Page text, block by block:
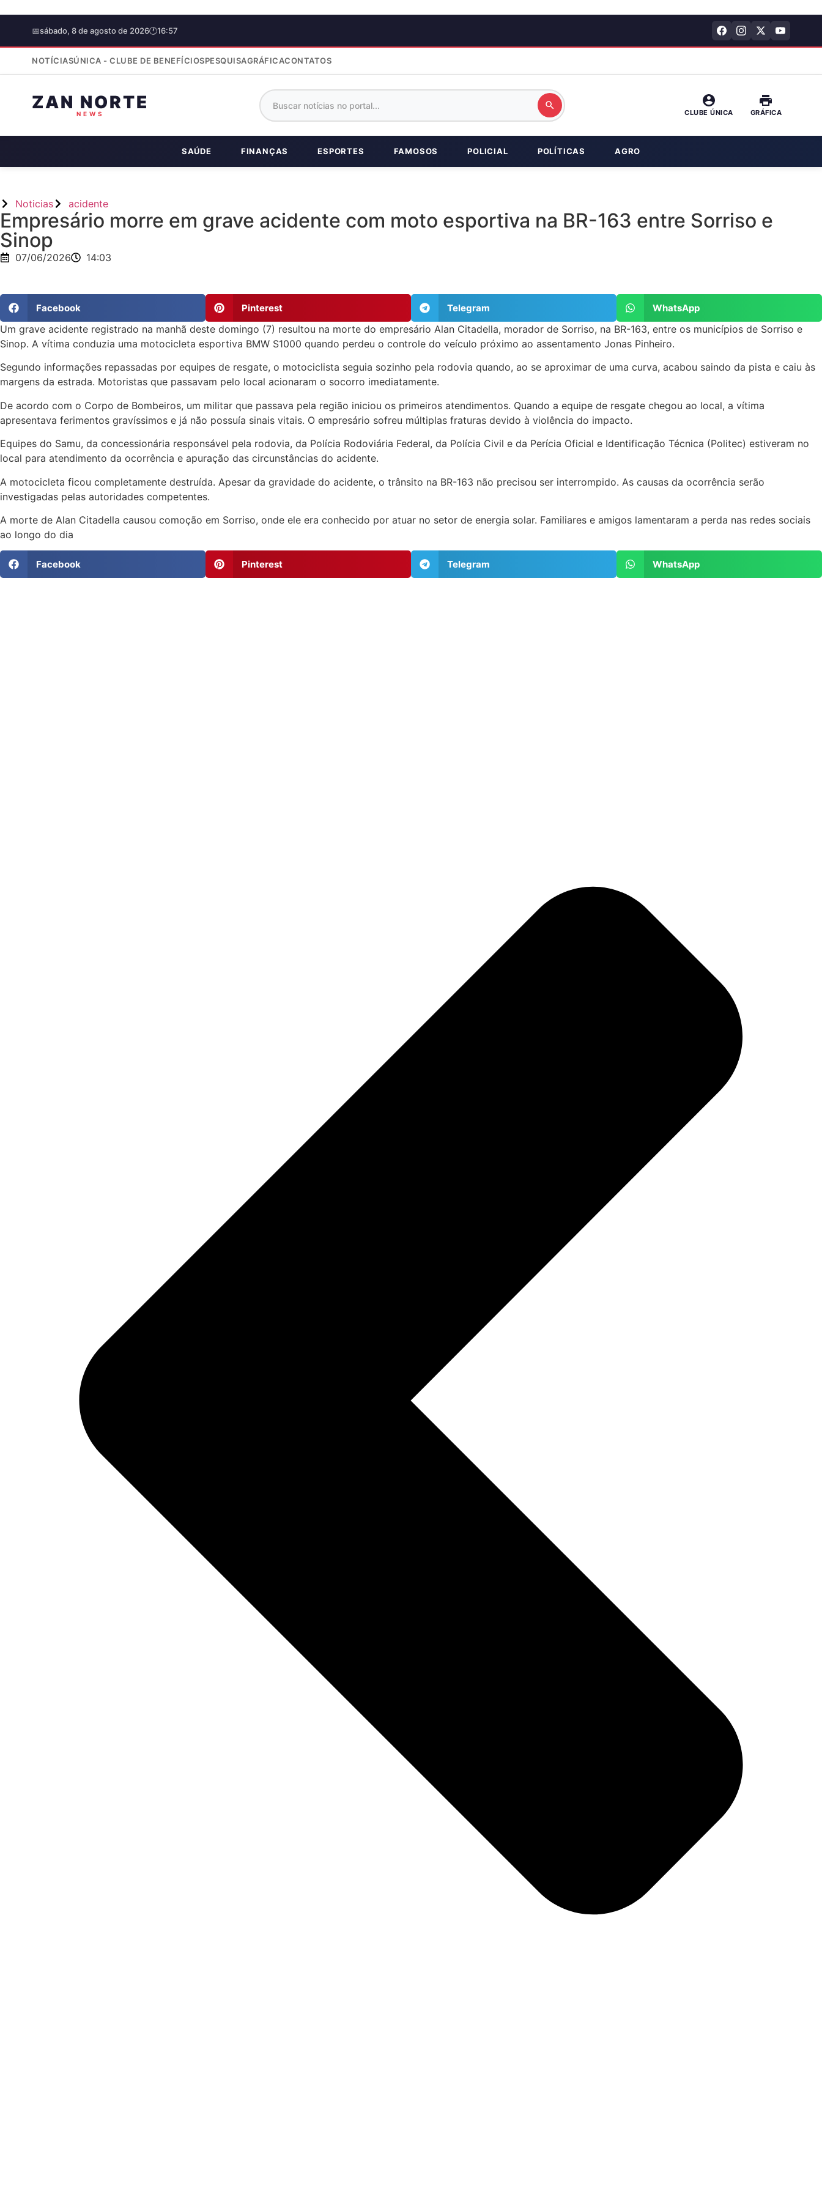
📅sábado, 8 de agosto de 2026🕐16:57
NOTÍCIASÚNICA - CLUBE DE BENEFÍCIOSPESQUISAGRÁFICACONTATOS
ZAN NORTE
NEWS CLUBE ÚNICA GRÁFICA
SAÚDE FINANÇAS ESPORTES FAMOSOS POLICIAL POLÍTICAS AGRO
Noticias acidente
Empresário morre em grave acidente com moto esportiva na BR-163 entre Sorriso e
Sinop
07/06/2026 14:03
Facebook Pinterest Telegram WhatsApp
Um grave acidente registrado na manhã deste domingo (7) resultou na morte do empresário Alan Citadella, morador de Sorriso, na BR-163, entre os municípios de Sorriso e
Sinop. A vítima conduzia uma motocicleta esportiva BMW S1000 quando perdeu o controle do veículo próximo ao assentamento Jonas Pinheiro.
Segundo informações repassadas por equipes de resgate, o motociclista seguia sozinho pela rodovia quando, ao se aproximar de uma curva, acabou saindo da pista e caiu às
margens da estrada. Motoristas que passavam pelo local acionaram o socorro imediatamente.
De acordo com o Corpo de Bombeiros, um militar que passava pela região iniciou os primeiros atendimentos. Quando a equipe de resgate chegou ao local, a vítima
apresentava ferimentos gravíssimos e já não possuía sinais vitais. O empresário sofreu múltiplas fraturas devido à violência do impacto.
Equipes do Samu, da concessionária responsável pela rodovia, da Polícia Rodoviária Federal, da Polícia Civil e da Perícia Oficial e Identificação Técnica (Politec) estiveram no
local para atendimento da ocorrência e apuração das circunstâncias do acidente.
A motocicleta ficou completamente destruída. Apesar da gravidade do acidente, o trânsito na BR-163 não precisou ser interrompido. As causas da ocorrência serão
investigadas pelas autoridades competentes.
A morte de Alan Citadella causou comoção em Sorriso, onde ele era conhecido por atuar no setor de energia solar. Familiares e amigos lamentaram a perda nas redes sociais
ao longo do dia
Facebook Pinterest Telegram WhatsApp